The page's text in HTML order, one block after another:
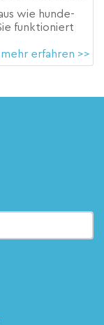
wie hunde-
funktioniert
erfahren >>